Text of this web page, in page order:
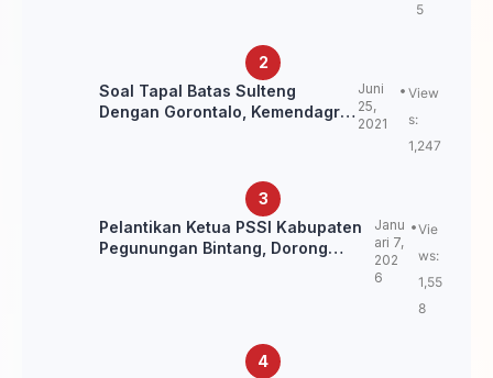
5
Soal Tapal Batas Sulteng
Dengan Gorontalo, Kemendagri:
Juni
25,
2021
View
s:
1,247
Pelantikan Ketua PSSI Kabupaten
Pegunungan Bintang, Dorong
Janu
ari 7,
202
6
Vie
ws:
1,55
8